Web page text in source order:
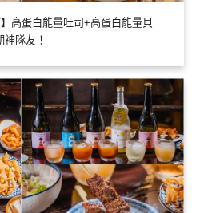
高蛋白能量吐司+高蛋白能量貝
隊友！